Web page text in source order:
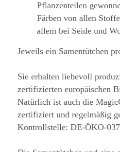
Pflanzenteilen
Färben von allen
allem bei Seide und
Jeweils ein Samentütchen
Sie erhalten liebevoll
zertifizierten europäischen
Natürlich ist auch die
zertifiziert und regelmäßig
Kontrollstelle: DE-ÖKO-